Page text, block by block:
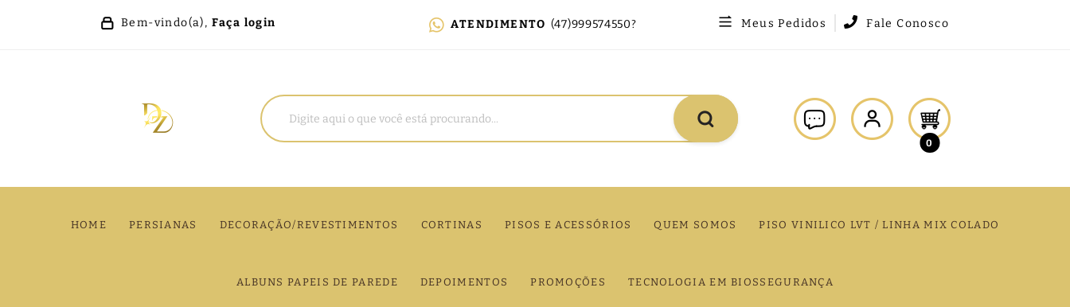
Bem-vindo(a), Faça login ATENDIMENTO (47)999574550? Meus Pedidos Fale Conosco
0
HOME PERSIANAS DECORAÇÃO/REVESTIMENTOS CORTINAS PISOS E ACESSÓRIOS QUEM SOMOS PISO VINILICO LVT / LINHA MIX COLADO
ALBUNS PAPEIS DE PAREDE DEPOIMENTOS PROMOÇÕES TECNOLOGIA EM BIOSSEGURANÇA